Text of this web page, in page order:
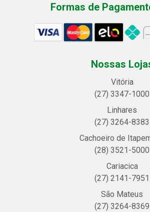
Formas de
Nossas
Vitória
(27) 3347-1000
Linhares
(27) 3264-8383
Cachoeiro de
(28) 3521-5000
Cariacica
(27) 2141-7951
São Mateus
(27) 3264-8369